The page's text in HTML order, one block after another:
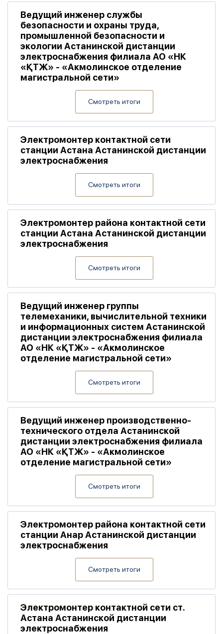
Ведущий инженер службы
безопасности и охраны труда,
промышленной безопасности и
экологии Астанинской дистанции
электроснабжения филиала АО «НК
«ҚТЖ» - «Акмолинское отделение
магистральной сети»
Смотреть итоги
Электромонтер контактной сети
станции Астана Астанинской дистанции
электроснабжения
Смотреть итоги
Электромонтер района контактной сети
станции Астана Астанинской дистанции
электроснабжения
Смотреть итоги
Ведущий инженер группы
телемеханики, вычислительной техники
и информационных систем Астанинской
дистанции электроснабжения филиала
АО «НК «ҚТЖ» - «Акмолинское
отделение магистральной сети»
Смотреть итоги
Ведущий инженер производственно-
технического отдела Астанинской
дистанции электроснабжения филиала
АО «НК «ҚТЖ» - «Акмолинское
отделение магистральной сети»
Смотреть итоги
Электромонтер района контактной сети
станции Анар Астанинской дистанции
электроснабжения
Смотреть итоги
Электромонтер контактной сети ст.
Астана Астанинской дистанции
электроснабжения